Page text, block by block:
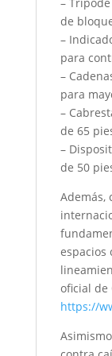
de
–
para
–
para
–
de 65
–
de 50
Además,
espacios
oficial de
https://